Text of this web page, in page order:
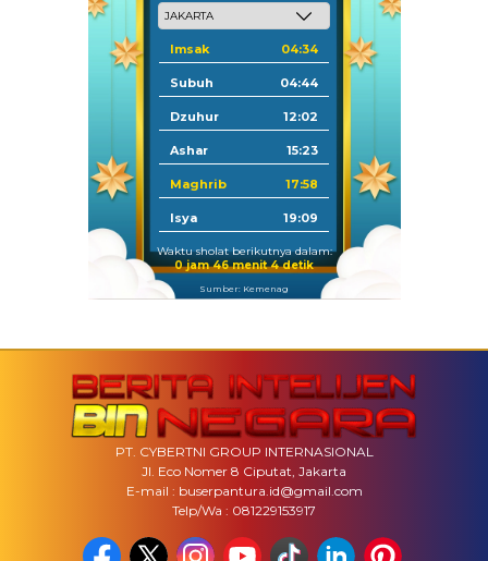
Imsak 04:34
Subuh 04:44
Dzuhur 12:02
Ashar 15:23
Maghrib 17:58
Isya 19:09
Waktu sholat berikutnya dalam:
0 jam 46 menit 2 detik
Sumber: Kemenag
PT. CYBERTNI GROUP INTERNASIONAL
Jl. Eco Nomer 8 Ciputat, Jakarta
E-mail : buserpantura.id@gmail.com
Telp/Wa : 081229153917